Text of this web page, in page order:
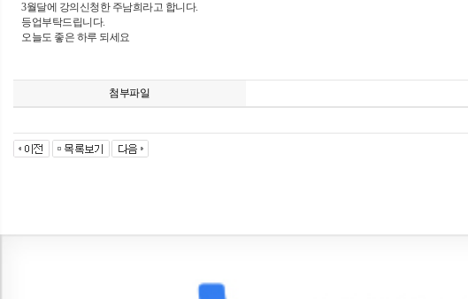
3월달에 강의신청한 주남희라고 합니다.
등업부탁드립니다.
오늘도 좋은 하루 되세요
첨부파일